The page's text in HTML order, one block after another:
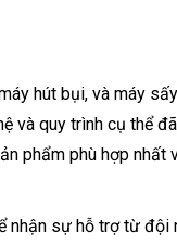
hút bụi, và máy
và quy trình cụ thể
phẩm phù hợp nhất
nhận sự hỗ trợ từ đội